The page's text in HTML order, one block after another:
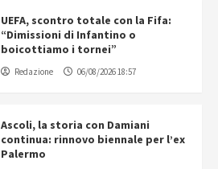
UEFA, scontro totale con la Fifa:
“Dimissioni di Infantino o
boicottiamo i tornei”
Redazione 06/08/2026 18:57
Ascoli, la storia con Damiani
continua: rinnovo biennale per l’ex
Palermo